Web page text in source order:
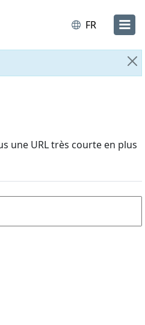
FR
une URL très courte en plus